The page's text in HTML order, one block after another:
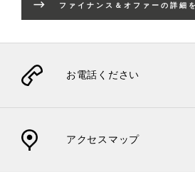
ファイナンス＆オファーの詳細
LINK OPENS
お電話ください
アクセスマップ